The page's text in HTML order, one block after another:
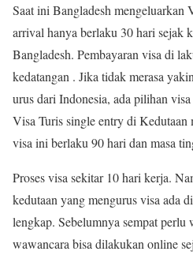
Saat ini Bangladesh
arrival hanya berlaku 30 hari sejak
Bangladesh. Pembayaran visa di
kedatangan . Jika tidak merasa
urus dari Indonesia, ada pilihan
Visa Turis single entry di Kedutaan
visa ini berlaku 90 hari dan masa
Proses visa sekitar 10 hari kerja.
kedutaan yang mengurus visa ada
lengkap. Sebelumnya sempat perlu
wawancara bisa dilakukan online